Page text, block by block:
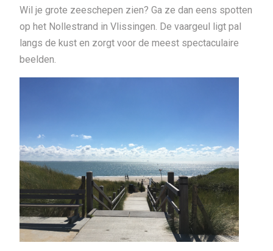
Wil je grote zeeschepen zien? Ga ze dan eens spotten
op het Nollestrand in Vlissingen. De vaargeul ligt pal
langs de kust en zorgt voor de meest spectaculaire
beelden.